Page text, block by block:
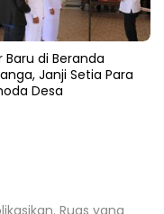
Baru di Beranda
Janji Setia Para
Desa
Ruas yang